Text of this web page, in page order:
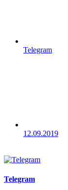
Telegram
12.09.2019
Telegram